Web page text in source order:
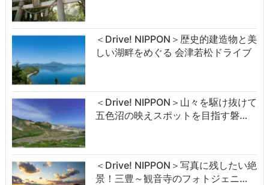
＜Drive! NIPPON＞歴史的建造物と美
しい湖畔をめぐる 会津若松ドライブ
＜Drive! NIPPON＞山々を駆け抜けて
五色沼の映えスポットを目指す磐…
＜Drive! NIPPON＞写真に残したい絶
景！三豊～観音寺のフォトジェニ…